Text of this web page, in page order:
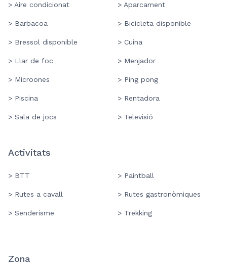
> Aire condicionat > Aparcament
> Barbacoa > Bicicleta disponible
> Bressol disponible > Cuina
> Llar de foc > Menjador
> Microones > Ping pong
> Piscina > Rentadora
> Sala de jocs > Televisió
Activitats
> BTT > Paintball
> Rutes a cavall > Rutes gastronòmiques
> Senderisme > Trekking
Zona